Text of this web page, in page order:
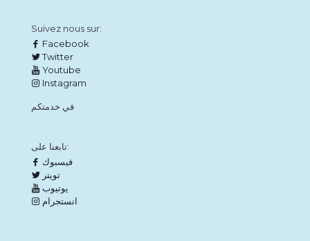
Suivez nous sur:
Facebook
Twitter
Youtube
Instagram
في خدمتكم
تابعنا على:
فيسبوك
تويتر
يوتيوب
انستجرام